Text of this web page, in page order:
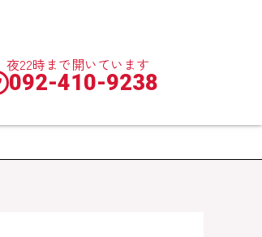
夜22時まで開いています
092-410-9238